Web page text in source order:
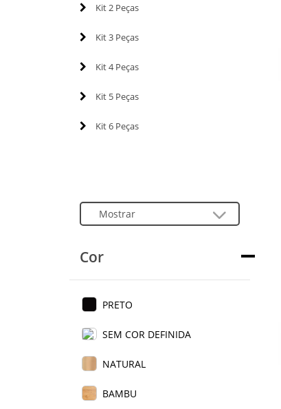
Kit 2 Peças
Kit 3 Peças
Kit 4 Peças
Kit 5 Peças
Kit 6 Peças
Cor
PRETO
SEM COR DEFINIDA
NATURAL
BAMBU